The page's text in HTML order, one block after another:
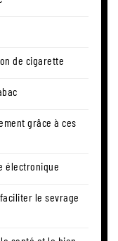
de cigarette
grâce à ces
électronique
le sevrage